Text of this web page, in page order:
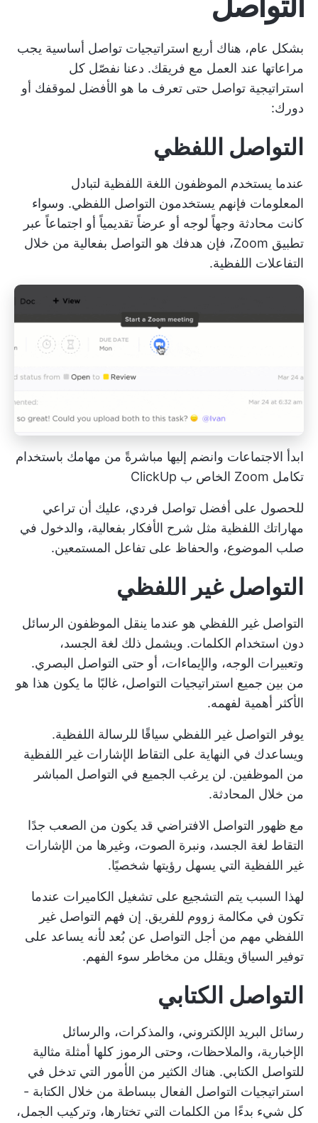
بشكل عام، هناك أربع استراتيجيات تواصل أساسية يجب
مراعاتها عند العمل مع فريقك. دعنا نفصّل كل
استراتيجية تواصل حتى تعرف ما هو الأفضل لموقفك أو
دورك:
التواصل اللفظي
عندما يستخدم الموظفون اللغة اللفظية لتبادل
المعلومات فإنهم يستخدمون التواصل اللفظي. وسواء
كانت محادثة وجهاً لوجه أو عرضاً تقديمياً أو اجتماعاً عبر
تطبيق Zoom، فإن هدفك هو التواصل بفعالية من خلال
التفاعلات اللفظية.
ابدأ الاجتماعات وانضم إليها مباشرةً من مهامك باستخدام
تكامل Zoom الخاص ب ClickUp
للحصول على أفضل تواصل فردي، عليك أن تراعي
مهاراتك اللفظية مثل شرح الأفكار بفعالية، والدخول في
صلب الموضوع، والحفاظ على تفاعل المستمعين.
التواصل غير اللفظي
التواصل غير اللفظي هو عندما ينقل الموظفون الرسائل
دون استخدام الكلمات. ويشمل ذلك لغة الجسد،
وتعبيرات الوجه، والإيماءات، أو حتى التواصل البصري.
من بين جميع استراتيجيات التواصل، غالبًا ما يكون هذا هو
الأكثر أهمية لفهمه.
يوفر التواصل غير اللفظي سياقًا للرسالة اللفظية.
ويساعدك في النهاية على التقاط الإشارات غير اللفظية
من الموظفين. لن يرغب الجميع في التواصل المباشر
من خلال المحادثة.
مع ظهور التواصل الافتراضي قد يكون من الصعب جدًا
التقاط لغة الجسد، ونبرة الصوت، وغيرها من الإشارات
غير اللفظية التي يسهل رؤيتها شخصيًا.
لهذا السبب يتم التشجيع على تشغيل الكاميرات عندما
تكون في مكالمة زووم للفريق. إن فهم التواصل غير
اللفظي مهم من أجل التواصل عن بُعد لأنه يساعد على
توفير السياق ويقلل من مخاطر سوء الفهم.
التواصل الكتابي
رسائل البريد الإلكتروني، والمذكرات، والرسائل
الإخبارية، والملاحظات، وحتى الرموز كلها أمثلة مثالية
للتواصل الكتابي. هناك الكثير من الأمور التي تدخل في
استراتيجيات التواصل الفعال ببساطة من خلال الكتابة -
كل شيء بدءًا من الكلمات التي تختارها، وتركيب الجمل،